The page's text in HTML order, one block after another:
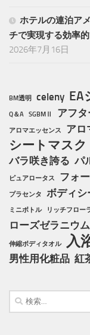
ホテルの連泊ア
チで実現する効率
2026年7月16日
BM透明 celeny EA
Q＆A SGBMⅡ アフ
アロマエッセンス アロ
シートマスク
バラ咲き誇る パ
ピュアロータス フォ
プラセンタ ボディシ
ミニボトル
リッチフロー
ローズゼラニウ
伸縮ボディタオル 入
男性用化粧品 紅
検
索: